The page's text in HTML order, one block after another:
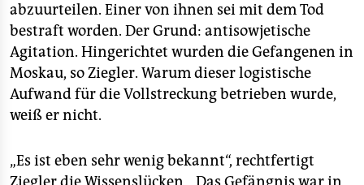
abzuurteilen. Einer von ihnen sei mit dem Tod
bestraft worden. Der Grund: antisowjetische
Agitation. Hingerichtet wurden die Gefangenen in
Moskau, so Ziegler. Warum dieser logistische
Aufwand für die Vollstreckung betrieben wurde,
weiß er nicht.
„Es ist eben sehr wenig bekannt“, rechtfertigt